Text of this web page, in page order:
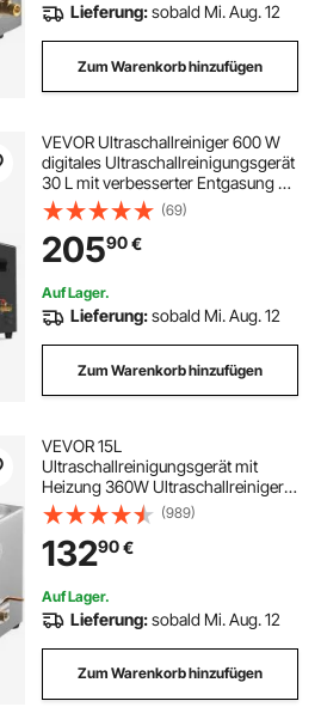
Lieferung:sobald Mi. Aug. 12
Zum Warenkorb hinzufügen
VEVOR Ultraschallreiniger 600 W
digitales Ultraschallreinigungsgerät
30 L mit verbesserter Entgasung &
Schonmodus, 40 kHz industrieller
Ultraschallreiniger mit Timer &
Heizung für Schmuckwerkzeuge
(69)
20590€
Auf Lager.
Lieferung:sobald Mi. Aug. 12
Zum Warenkorb hinzufügen
VEVOR 15L
Ultraschallreinigungsgerät mit
Heizung 360W Ultraschallreiniger
aus Edelstahl Ultraschallbad
Ultraschall Reinigungsgerät für
Brillen Schmuck Zahnprothesen
Münzen usw.
(989)
13290€
Auf Lager.
Lieferung:sobald Mi. Aug. 12
Zum Warenkorb hinzufügen